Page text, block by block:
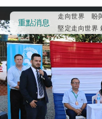
重點消息
走向世界 盼
堅定走向世界
訪問
總統與五院院
國家邁出合作
總統農曆春節
台美貿易協議
性突破 總統
升級 籲請立
臺美簽署「對
疊加 我輸美